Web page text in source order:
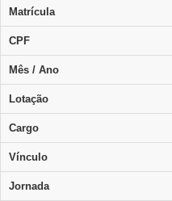
Matrícula
CPF
Mês / Ano
Lotação
Cargo
Vínculo
Jornada